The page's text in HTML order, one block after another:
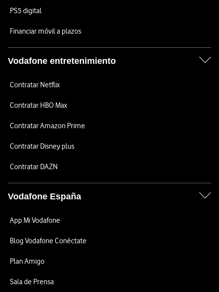
PS5 digital
Financiar móvil a plazos
Vodafone entretenimiento
Contratar Netflix
Contratar HBO Max
Contratar Amazon Prime
Contratar Disney plus
Contratar DAZN
Vodafone España
App Mi Vodafone
Blog Vodafone Conéctate
Plan Amigo
Sala de Prensa